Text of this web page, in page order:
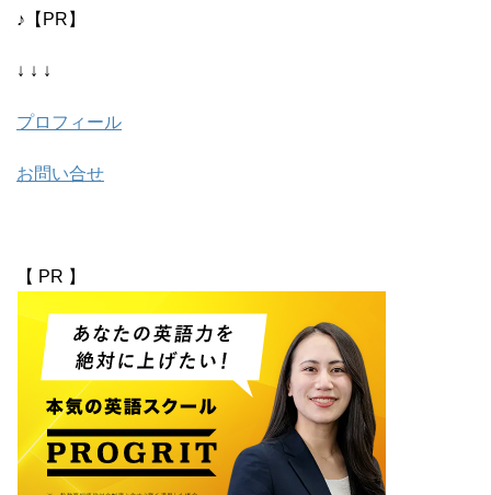
♪【PR】
↓ ↓ ↓
プロフィール
お問い合せ
【 PR 】